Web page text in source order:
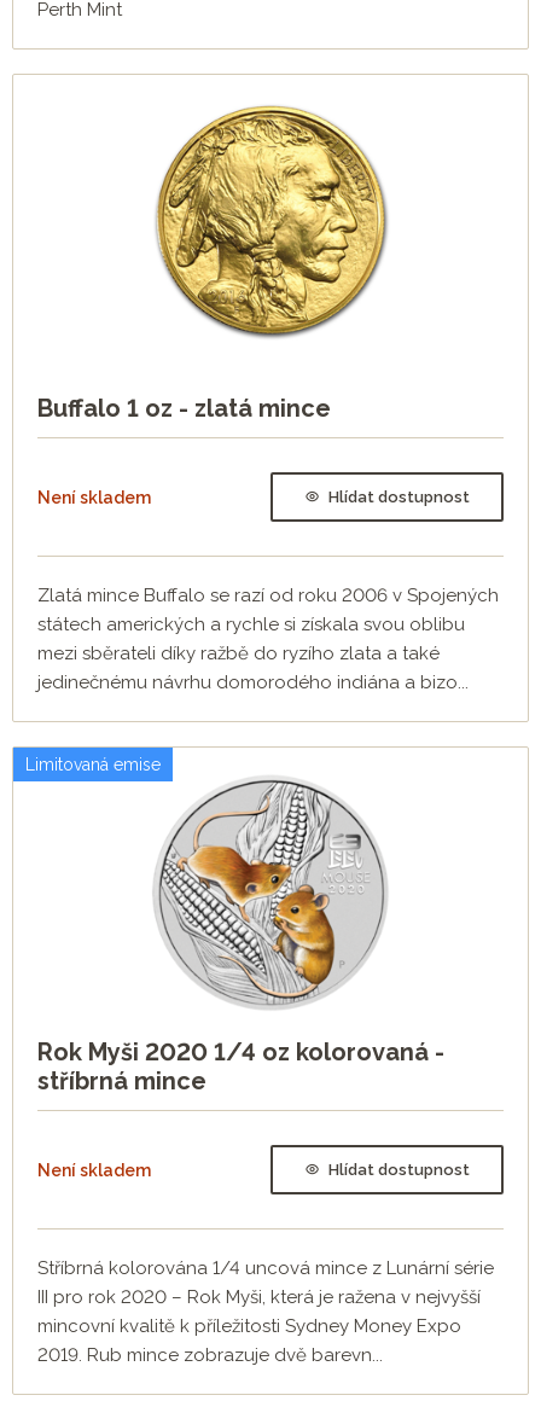
Perth Mint
Buffalo 1 oz - zlatá mince
Není skladem Hlídat dostupnost
Zlatá mince Buffalo se razí od roku 2006 v Spojených
státech amerických a rychle si získala svou oblibu
mezi sběrateli díky ražbě do ryzího zlata a také
jedinečnému návrhu domorodého indiána a bizo...
Limitovaná emise
Rok Myši 2020 1/4 oz kolorovaná -
stříbrná mince
Není skladem Hlídat dostupnost
Stříbrná kolorována 1/4 uncová mince z Lunární série
III pro rok 2020 – Rok Myši, která je ražena v nejvyšší
mincovní kvalitě k příležitosti Sydney Money Expo
2019. Rub mince zobrazuje dvě barevn...